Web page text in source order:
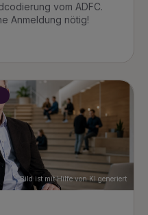
vom ADFC.
Anmeldung nötig!
Bild ist mit Hilfe von KI generiert